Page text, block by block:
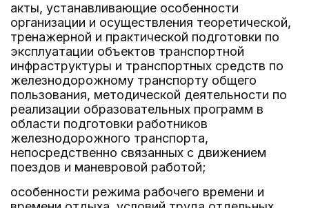
акты, устанавливающие особенности
организации и осуществления теоретической,
тренажерной и практической подготовки по
эксплуатации объектов транспортной
инфраструктуры и транспортных средств по
железнодорожному транспорту общего
пользования, методической деятельности по
реализации образовательных программ в
области подготовки работников
железнодорожного транспорта,
непосредственно связанных с движением
поездов и маневровой работой;
особенности режима рабочего времени и